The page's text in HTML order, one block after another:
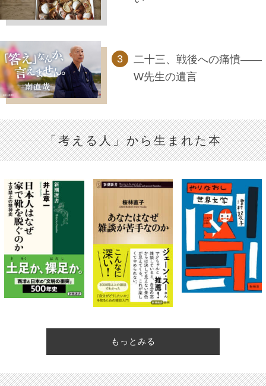
二十三、戦後への痛憤――
W先生の遺言
「考える人」から生まれた本
もっとみる